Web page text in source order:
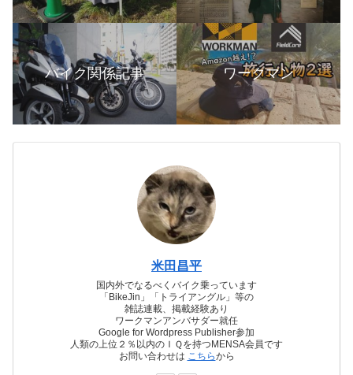
バイク関係記事 ワークマン
米田昌平
国内外でなるべくバイク乗っています
「BikeJin」「トライアングル」等の
雑誌連載、掲載経験あり
ワークマンアンバサダー就任
Google for Wordpress Publisher参加
人類の上位２％以内のＩＱを持つMENSA会員です
お問い合わせは こちらから